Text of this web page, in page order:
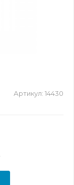
Артикул: 14430